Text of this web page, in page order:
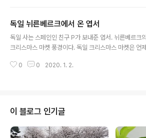
독일 뉘른베르크에서 온 엽서
독일 사는 스페인인 친구 P가 보내준 엽서. 뉘른베르크의
크리스마스 마켓 풍경이다. 독일 크리스마스 마켓은 언제
0 0 2020. 1. 2.
이 블로그 인기글